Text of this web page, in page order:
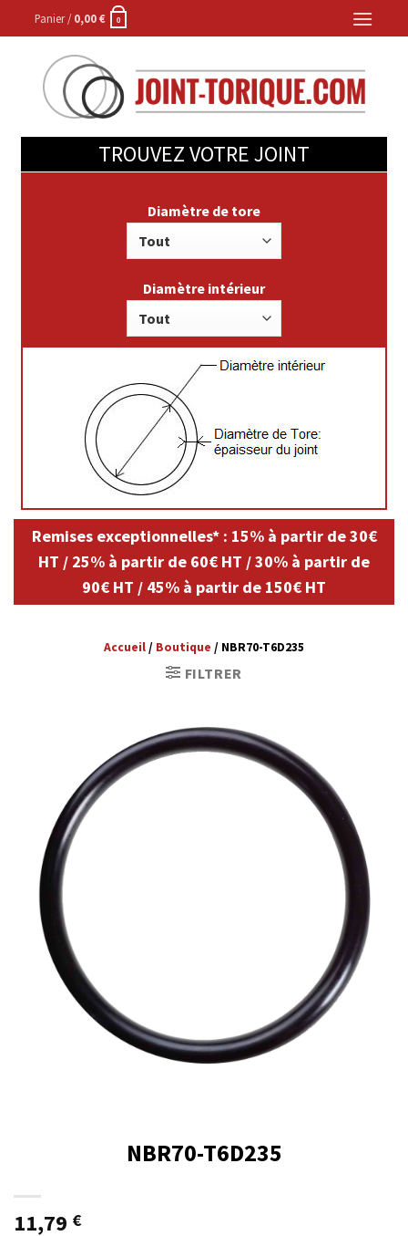
to
Panier /0,00€ 0
TROUVEZ VOTRE JOINT
Diamètre de tore
Diamètre intérieur
Remises exceptionnelles* : 15% à partir de 30€
HT / 25% à partir de 60€ HT / 30% à partir de
90€ HT / 45% à partir de 150€ HT
Accueil / Boutique / NBR70-T6D235
FILTRER
NBR70-T6D235
11,79 €